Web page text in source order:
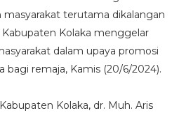
terutama dikalangan
Kolaka menggelar
dalam upaya promosi
bagi remaja, Kamis (20/6/2024).
Kolaka, dr. Muh. Aris